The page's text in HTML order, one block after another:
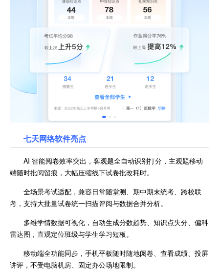
七天网络软件亮点
AI 智能阅卷效率突出，客观题全自动识别打分，主观题移动
端随时批阅留痕，大幅压缩线下试卷批改耗时。
全场景考试适配，兼容日常随堂测、期中期末统考、跨校联
考，支持大批量试卷统一扫描评阅与数据合并分析。
多维学情数据可视化，自动生成分数趋势、知识点失分、偏科
雷达图，直观定位班级与学生学习短板。
移动端全功能同步，手机平板随时随地阅卷、查看成绩、投屏
讲评，不受电脑机房、固定办公场地限制。